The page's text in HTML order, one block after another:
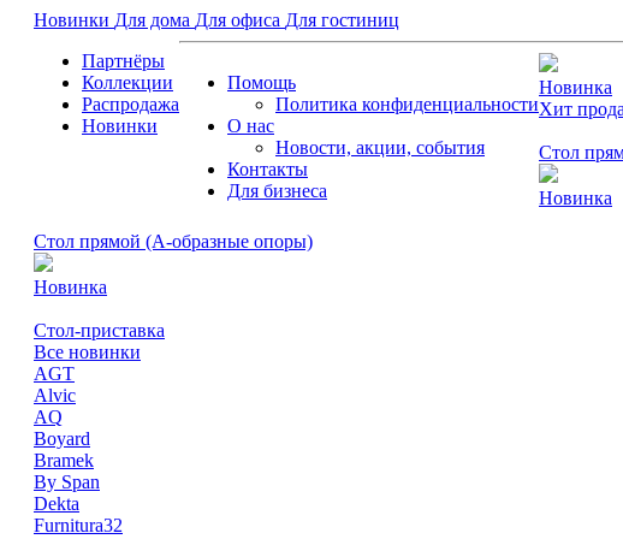
Новинки Для дома Для офиса Для гостиниц
Партнёры
Коллекции
Распродажа
Новинки
Помощь
Политика конфиденциальности
О нас
Новости, акции, события
Контакты
Для бизнеса
Новинка
Хит
Стол
Новинка
Стол прямой (А-образные опоры)
Новинка
Стол-приставка
Все новинки
AGT
Alvic
AQ
Boyard
Bramek
By Span
Dekta
Furnitura32